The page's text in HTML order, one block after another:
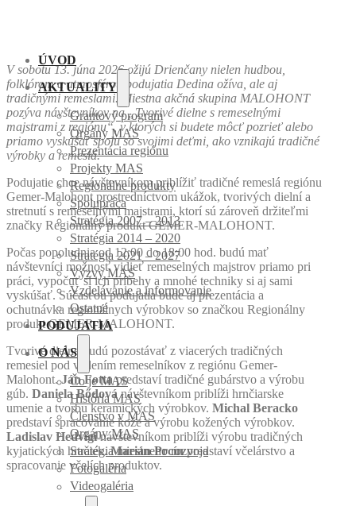
ÚVOD
AKTUALITY
Grantový program
Orgány MAS
Prezentácia regiónu
Projekty MAS
Regionálne produkty
Spolupráca
Stratégia 2007 – 2013
Stratégia 2014 – 2020
Stratégia 2021 – 2027
Výzvy MAS
Vzdelávanie a informovanie
Ostatné
PODUJATIA
O NÁS
Čo je MAS
História MAS
Členstvo v MAS
Orgány MAS
Stratégia miestneho rozvoja
Fotogaléria
Videogaléria
V sobotu 13. júna 2026 ožijú Drienčany nielen hudbou,
folklórom a atmosférou podujatia Dedina ožíva, ale aj
tradičnými remeslami. Miestna akčná skupina MALOHONT
pozýva návštevníkov na „Tvorivé dielne s remeselnými
majstrami z regiónu“, v ktorých si budete môcť pozrieť alebo
priamo vyskúšať spolu so svojimi deťmi, ako vznikajú tradičné
výrobky a remeslá.
Podujatie chce návštevníkom priblížiť tradičné remeslá regiónu
Gemer-Malohont prostredníctvom ukážok, tvorivých dielní a
stretnutí s remeselnými majstrami, ktorí sú zároveň držiteľmi
značky Regionálny produkt GEMER-MALOHONT.
Počas popoludnia od 12:00 do 18:00 hod. budú mať
návštevníci možnosť vidieť remeselných majstrov priamo pri
práci, vypočuť si ich príbehy a mnohé techniky si aj sami
vyskúšať. Súčasťou podujatia bude aj prezentácia a
ochutnávka regionálnych výrobkov so značkou Regionálny
produkt GEMER-MALOHONT.
Tvorivé dielne budú pozostávať z viacerých tradičných
remesiel pod vedením remeselníkov z regiónu Gemer-
Malohont.Ján Fottapredstaví tradičné gubárstvo a výrobu
gúb. Daniela Bődová návštevníkom priblíži hrnčiarske
umenie a tvorbu keramických výrobkov. Michal Beracko
predstaví spracovanie kože a výrobu kožených výrobkov.
Ladislav Hedviginávštevníkom priblíži výrobu tradičných
kyjatických hračiek.Marián Prcínpredstaví včelárstvo a
spracovanie včelích produktov.